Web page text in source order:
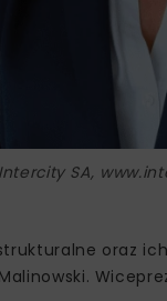
SA,
oraz